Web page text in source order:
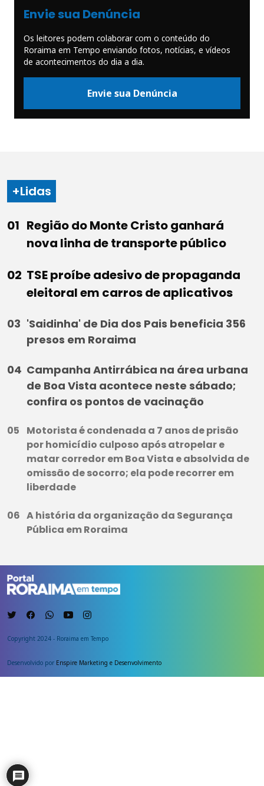
Envie sua Denúncia
Os leitores podem colaborar com o conteúdo do
Roraima em Tempo enviando fotos, notícias, e vídeos
de acontecimentos do dia a dia.
Envie sua Denúncia
+Lidas
Região do Monte Cristo ganhará
nova linha de transporte público
TSE proíbe adesivo de propaganda
eleitoral em carros de aplicativos
'Saidinha' de Dia dos Pais beneficia 356
presos em Roraima
Campanha Antirrábica na área urbana
de Boa Vista acontece neste sábado;
confira os pontos de vacinação
Motorista é condenada a 7 anos de prisão
por homicídio culposo após atropelar e
matar corredor em Boa Vista e absolvida de
omissão de socorro; ela pode recorrer em
liberdade
A história da organização da Segurança
Pública em Roraima
Copyright 2024 - Roraima em Tempo
Desenvolvido por Enspire Marketing e Desenvolvimento